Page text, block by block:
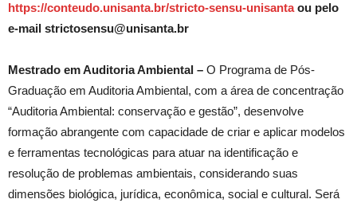
https://conteudo.unisanta.br/stricto-sensu-unisantaou pelo
e-mail strictosensu@unisanta.br
Mestrado em Auditoria Ambiental – O Programa de Pós-
Graduação em Auditoria Ambiental, com a área de concentração
“Auditoria Ambiental: conservação e gestão”, desenvolve
formação abrangente com capacidade de criar e aplicar modelos
e ferramentas tecnológicas para atuar na identificação e
resolução de problemas ambientais, considerando suas
dimensões biológica, jurídica, econômica, social e cultural. Será